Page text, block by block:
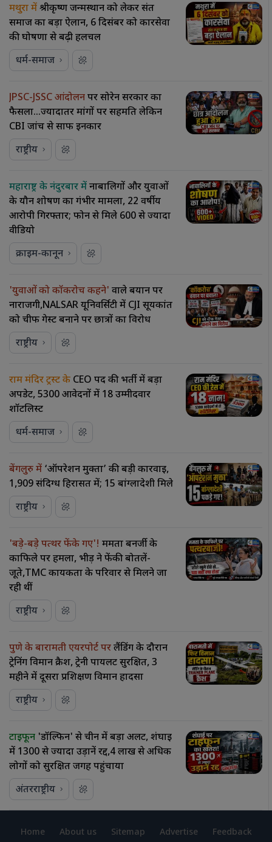
मथुरा मेंश्रीकृष्ण जन्मस्थान को लेकर संत
समाज का बड़ा ऐलान, 6 दिसंबर को कारसेवा
की घोषणा से बढ़ी हलचल
धर्म-समाज
JPSC-JSSC आंदोलनपर सोरेन सरकार का
फैसला…ज्यादातर मांगों पर सहमति लेकिन
CBI जांच से साफ इनकार
राष्ट्रीय
महाराष्ट्र के नंदुरबार मेंनाबालिगों और युवाओं
के यौन शोषण का गंभीर मामला, 22 वर्षीय
आरोपी गिरफ्तार; फोन से मिले 600 से ज्यादा
वीडियो
क्राइम-कानून
'युवाओं को कॉकरोच कहने' वाले बयान पर
नाराजगी,NALSAR यूनिवर्सिटी में CJI सूर्यकांत
को चीफ गेस्ट बनाने पर छात्रों का विरोध
राष्ट्रीय
राम मंदिर ट्रस्ट के CEO पद की भर्ती में बड़ा
अपडेट, 5300 आवेदनों में 18 उम्मीदवार
शॉर्टलिस्ट
धर्म-समाज
बेंगलुरु में ‘ऑपरेशन मुक्ता’ की बड़ी कार्रवाई,
1,909 संदिग्ध हिरासत में; 15 बांग्लादेशी मिले
राष्ट्रीय
'बड़े-बड़े पत्थर फेंके गए'! ममता बनर्जी के
काफिले पर हमला, भीड़ ने फेंकी बोतलें-
जूते,TMC कार्यकर्ता के परिवार से मिलने जा
रही थीं
राष्ट्रीय
पुणे के बारामती एयरपोर्ट परलैंडिंग के दौरान
ट्रेनिंग विमान क्रैश, ट्रेनी पायलट सुरक्षित, 3
महीने में दूसरा प्रशिक्षण विमान हादसा
राष्ट्रीय
टाइफून 'डॉल्फिन' से चीन में बड़ा अलर्ट, शंघाई
में 1300 से ज्यादा उड़ानें रद्द,4 लाख से अधिक
लोगों को सुरक्षित जगह पहुंचाया
अंतरराष्ट्रीय
Home About us Sitemap Advertise
Feedback